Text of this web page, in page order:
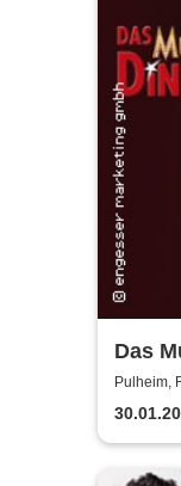
Das
Pulheim,